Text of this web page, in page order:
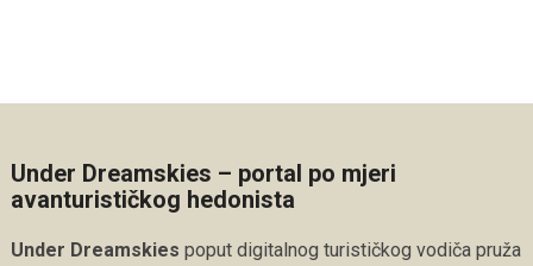
Under Dreamskies – portal po mjeri
avanturističkog hedonista
Under Dreamskies poput digitalnog turističkog vodiča pruža